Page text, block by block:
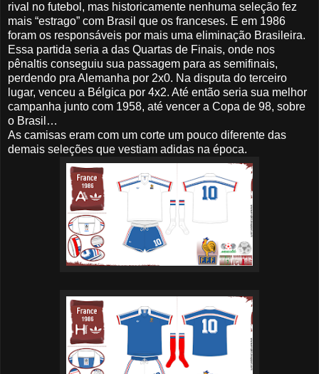
rival no futebol, mas historicamente nenhuma seleção fez
mais “estrago” com Brasil que os franceses. E em 1986
foram os responsáveis por mais uma eliminação Brasileira.
Essa partida seria a das Quartas de Finais, onde nos
pênaltis conseguiu sua passagem para as semifinais,
perdendo pra Alemanha por 2x0. Na disputa do terceiro
lugar, venceu a Bélgica por 4x2. Até então seria sua melhor
campanha junto com 1958, até vencer a Copa de 98, sobre
o Brasil…
As camisas eram com um corte um pouco diferente das
demais seleções que vestiam adidas na época.